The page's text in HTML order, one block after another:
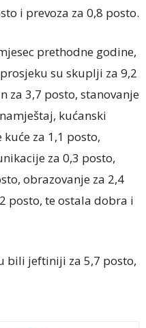
i prevoza za 0,8 posto.
prethodne godine,
su skuplji za 9,2
za 3,7 posto, stanovanje
kućanski
za 1,1 posto,
za 0,3 posto,
obrazovanje za 2,4
posto, te ostala dobra i
bili jeftiniji za 5,7 posto,